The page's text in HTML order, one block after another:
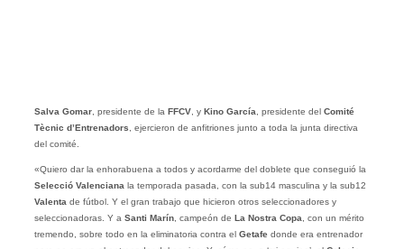
Salva Gomar, presidente de la FFCV, y Kino García , presidente del Comité
Tècnic d’Entrenadors , ejercieron de anfitriones junto a toda la junta directiva
del comité.
«Quiero dar la enhorabuena a todos y acordarme del doblete que conseguió la
Selecció Valenciana la temporada pasada, con la sub14 masculina y la sub12
Valenta de fútbol. Y el gran trabajo que hicieron otros seleccionadores y
seleccionadoras. Y a Santi Marín, campeón de La Nostra Copa , con un mérito
tremendo, sobre todo en la eliminatoria contra el Getafedonde era entrenador